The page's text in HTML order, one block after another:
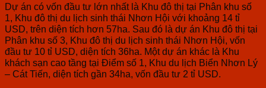
Dự án có vốn đầu tư lớn nhất là Khu đô thị tại Phân khu số
1, Khu đô thị du lịch sinh thái Nhơn Hội với khoảng 14 tỉ
USD, trên diện tích hơn 57ha. Sau đó là dự án Khu đô thị tại
Phân khu số 3, Khu đô thị du lịch sinh thái Nhơn Hội, vốn
đầu tư 10 tỉ USD, diện tích 36ha. Một dự án khác là Khu
khách sạn cao tầng tại Điểm số 1, Khu du lịch Biển Nhơn Lý
– Cát Tiến, diện tích gần 34ha, vốn đầu tư 2 tỉ USD.